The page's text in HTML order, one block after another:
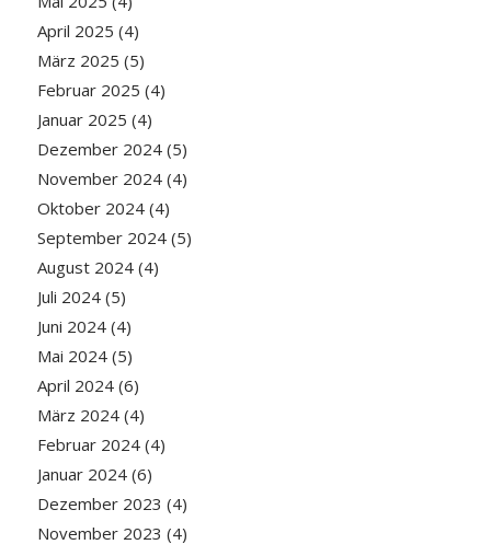
April 2025 (4)
März 2025 (5)
Februar 2025 (4)
Januar 2025 (4)
Dezember 2024(5)
November 2024(4)
Oktober 2024(4)
September 2024(5)
August 2024(4)
Juli 2024(5)
Juni 2024(4)
Mai 2024(5)
April 2024(6)
März 2024(4)
Februar 2024(4)
Januar 2024(6)
Dezember 2023 (4)
November 2023 (4)